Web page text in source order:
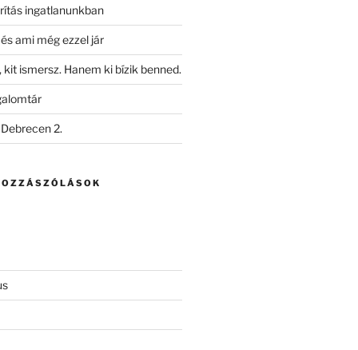
ingatlanunkban
ami még ezzel jár
kit ismersz. Hanem ki bízik benned.
2.